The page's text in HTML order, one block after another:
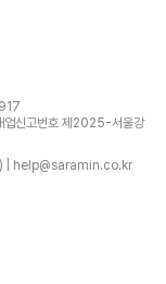
업신고번호 제2025-서울강
) | help@saramin.co.kr